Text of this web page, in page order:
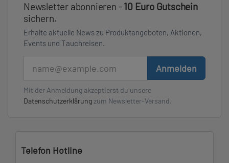
Newsletter abonnieren -10 Euro Gutschein
sichern.
Erhalte aktuelle News zu Produktangeboten, Aktionen,
Events und Tauchreisen.
Anmelden
Mit der Anmeldung akzeptierst du unsere
Datenschutzerklärung zum Newsletter-Versand.
Telefon Hotline